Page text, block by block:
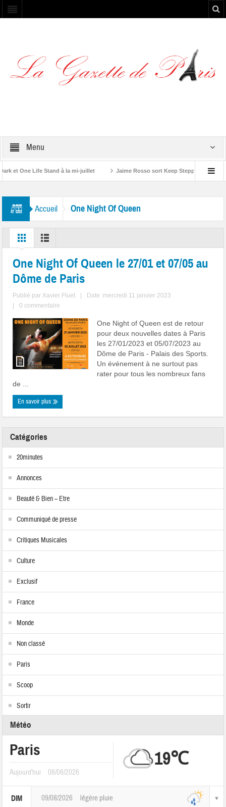
Menu
et One Life Stand à la mi-juillet Jaime Rosso sort Keep Stepping, son
Accueil One Night Of Queen
One Night Of Queen le 27/01 et 07/05 au
Dôme de Paris
Publié par Xavier Fluet
Date :mercredi 11 janvier 2023
0 commentaire
One Night of Queen est de retour
pour deux nouvelles dates à Paris
les 27/01/2023 et 05/07/2023 au
Dôme de Paris - Palais des Sports.
Un événement à ne surtout pas
rater pour tous les nombreux fans
de ...
En savoir plus
Catégories
20minutes
Annonces
Beauté & Bien – Etre
Communiqué de presse
Critiques Musicales
Culture
Exclusif
France
Monde
Non classé
Paris
Scoop
Sortir
Météo
Paris
Aujourd'hui 08/08/2026
19℃
DIM 09/08/2026 légère pluie